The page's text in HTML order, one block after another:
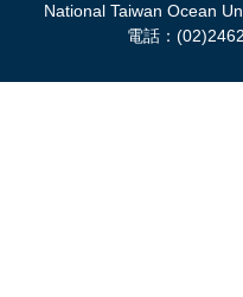
National Taiwan Ocean
電話：